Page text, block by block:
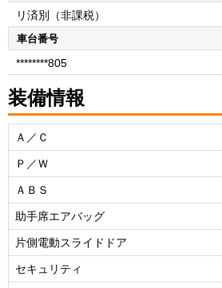
リ済別（非課税）
車台番号
********805
装備情報
Ａ／Ｃ
Ｐ／Ｗ
ＡＢＳ
助手席エアバッグ
片側電動スライドドア
セキュリティ